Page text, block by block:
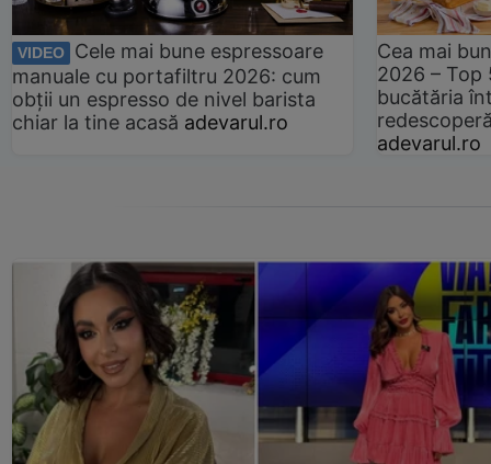
VIDEO
Cele mai bune espressoare
manuale cu portafiltru 2026: cum
obții un espresso de nivel barista
chiar la tine acasă adevarul.ro
Cea mai
2026 –
bucătăria
adevarul.ro